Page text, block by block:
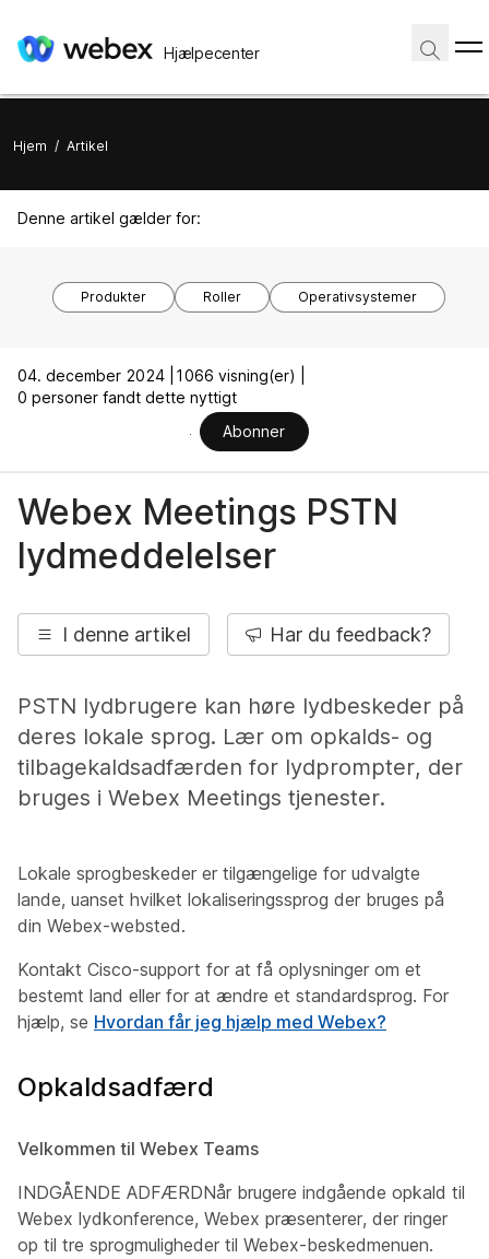
Hjælpecenter
Hjem / Artikel
Denne artikel gælder for:
Produkter Roller Operativsystemer
04. december 2024 |
1066 visning(er) |
0 personer fandt dette nyttigt
Abonner
Webex Meetings PSTN
lydmeddelelser
I denne artikel Har du feedback?
PSTN lydbrugere kan høre lydbeskeder på
deres lokale sprog. Lær om opkalds- og
tilbagekaldsadfærden for lydprompter, der
bruges i Webex Meetings tjenester.
Lokale sprogbeskeder er tilgængelige for udvalgte
lande, uanset hvilket lokaliseringssprog der bruges på
din Webex-websted.
Kontakt Cisco-support for at få oplysninger om et
bestemt land eller for at ændre et standardsprog. For
hjælp, se Hvordan får jeg hjælp med Webex?
Opkaldsadfærd
Velkommen til Webex Teams
INDGÅENDE ADFÆRDNår brugere indgående opkald til
Webex lydkonference, Webex præsenterer, der ringer
op til tre sprogmuligheder til Webex-beskedmenuen.